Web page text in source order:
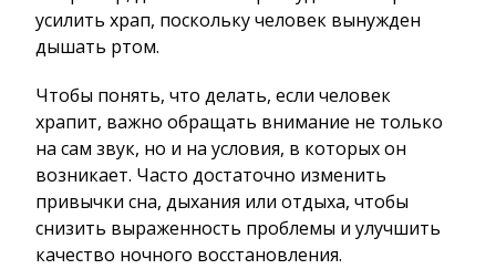
усилить храп, поскольку человек вынужден
дышать ртом.
Чтобы понять, что делать, если человек
храпит, важно обращать внимание не только
на сам звук, но и на условия, в которых он
возникает. Часто достаточно изменить
привычки сна, дыхания или отдыха, чтобы
снизить выраженность проблемы и улучшить
качество ночного восстановления.